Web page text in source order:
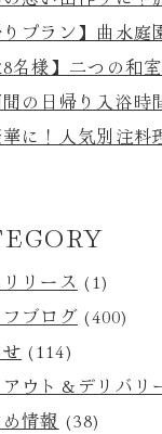
リース (1)
ブログ(400)
(114)
ウト＆デリバリ
情報 (38)